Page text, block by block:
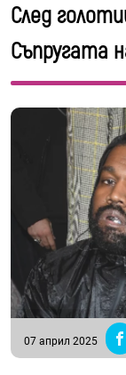
След
Съпругата
07 април 2025